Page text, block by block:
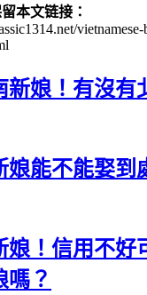
本文链接：
vietnamese-
新娘！有沒有
娘能不能娶到
娘！信用不好
嗎？